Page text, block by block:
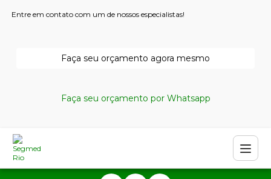
Entre em contato com um de nossos especialistas!
Faça seu orçamento agora mesmo
Faça seu orçamento por Whatsapp